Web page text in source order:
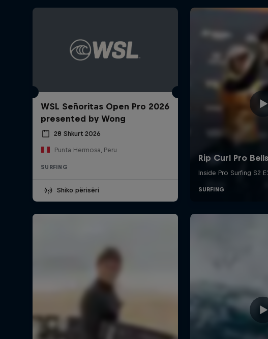
WSL Señoritas Open Pro 2026
presented by Wong
28 Shkurt 2026
Punta Hermosa, Peru
SURFING
Shiko përisëri